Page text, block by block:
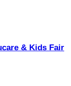
& Kids Fair